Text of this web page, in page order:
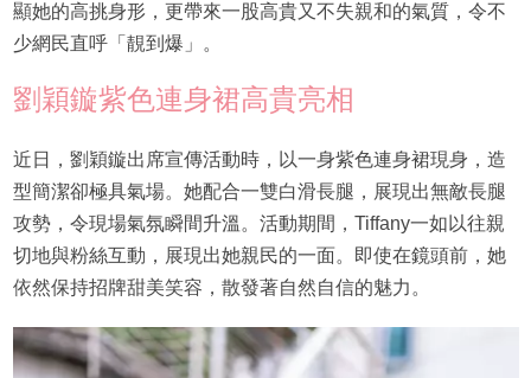
顯她的高挑身形，更帶來一股高貴又不失親和的氣質，令不
少網民直呼「靚到爆」。
劉穎鏇紫色連身裙高貴亮相
近日，劉穎鏇出席宣傳活動時，以一身紫色連身裙現身，造
型簡潔卻極具氣場。她配合一雙白滑長腿，展現出無敵長腿
攻勢，令現場氣氛瞬間升溫。活動期間，Tiffany一如以往親
切地與粉絲互動，展現出她親民的一面。即使在鏡頭前，她
依然保持招牌甜美笑容，散發著自然自信的魅力。